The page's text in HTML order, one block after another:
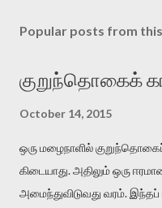
Popular posts from
குறுந்தொகைக்
October 14, 2015
ஒரு மழைநாளில்
கிடையாது. அதிலும் ஒரு
அமைந்துவிடுவது வரம். இந்தப்